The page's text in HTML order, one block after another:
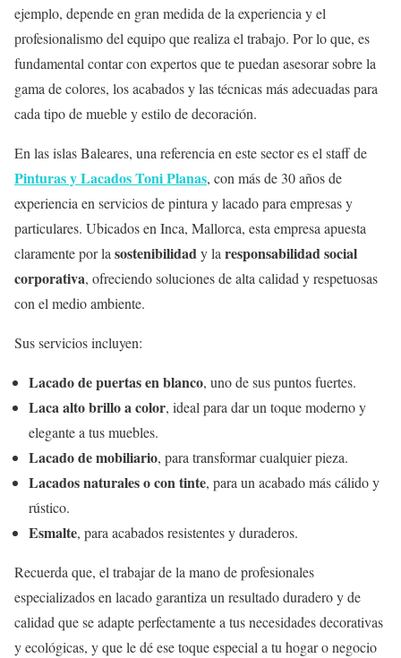
ejemplo, depende en gran medida de la experiencia y el
profesionalismo del equipo que realiza el trabajo. Por lo que, es
fundamental contar con expertos que te puedan asesorar sobre la
gama de colores, los acabados y las técnicas más adecuadas para
cada tipo de mueble y estilo de decoración.
En las islas Baleares, una referencia en este sector es el staff de
Pinturas y Lacados Toni Planas, con más de 30 años de
experiencia en servicios de pintura y lacado para empresas y
particulares. Ubicados en Inca, Mallorca, esta empresa apuesta
claramente por la sostenibilidady la responsabilidad social
corporativa, ofreciendo soluciones de alta calidad y respetuosas
con el medio ambiente.
Sus servicios incluyen:
Lacado de puertas en blanco, uno de sus puntos fuertes.
Laca alto brillo a color, ideal para dar un toque moderno y
elegante a tus muebles.
Lacado de mobiliario, para transformar cualquier pieza.
Lacados naturales o con tinte, para un acabado más cálido y
rústico.
Esmalte, para acabados resistentes y duraderos.
Recuerda que, el trabajar de la mano de profesionales
especializados en lacado garantiza un resultado duradero y de
calidad que se adapte perfectamente a tus necesidades decorativas
y ecológicas, y que le dé ese toque especial a tu hogar o negocio